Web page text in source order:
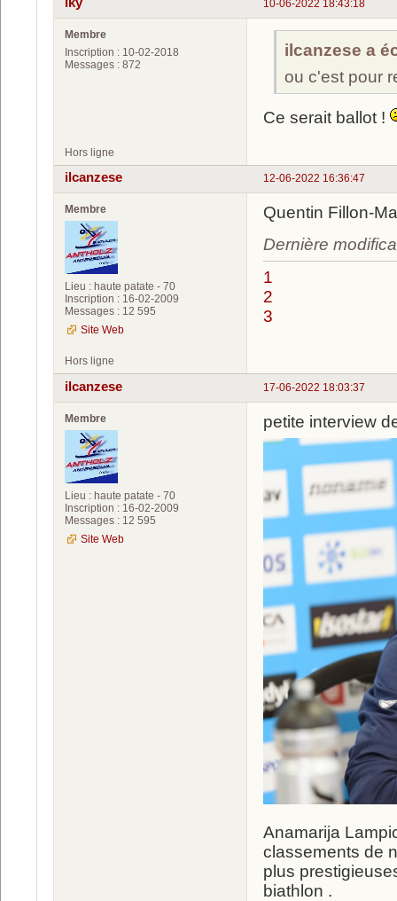
10-06-2022 18:43:18
Membre
Inscription : 10-02-2018
Messages : 872
ilcanzese a
ou c'est pour
Ce serait ballot !
Hors ligne
12-06-2022 16:36:47
ilcanzese
Membre
Lieu : haute patate - 70
Inscription : 16-02-2009
Messages : 12 595
Site Web
Quentin Fillon-
Dernière
1
2
3
Hors ligne
17-06-2022 18:03:37
ilcanzese
Membre
Lieu : haute patate - 70
Inscription : 16-02-2009
Messages : 12 595
Site Web
petite interview
Anamarija
classements de
plus
biathlon .